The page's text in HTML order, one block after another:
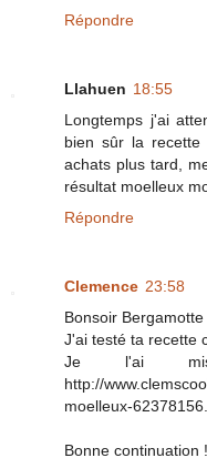
Répondre
Llahuen 18:55
Longtemps j'ai
bien sûr la recette
achats plus tard,
résultat moelleux
Répondre
Clemence 23:58
Bonsoir Bergamotte
J'ai testé ta recette
Je l'ai
http://
moelleux-
Bonne continuation !